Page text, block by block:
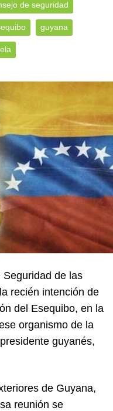
de seguridad
guyana
de las
recién intención de
del Esequibo, en la
organismo de la
guyanés,
de Guyana,
reunión se